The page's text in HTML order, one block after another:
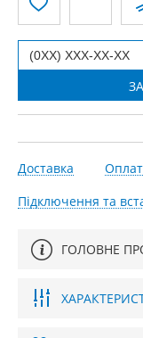
Доставка
Підключення та
ГОЛОВНЕ